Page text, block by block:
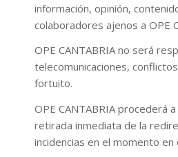
información, opinión,
colaboradores ajenos a OPE
OPE CANTABRIA no será
telecomunicaciones,
fortuito.
OPE CANTABRIA procederá
retirada inmediata de la
incidencias en el momento